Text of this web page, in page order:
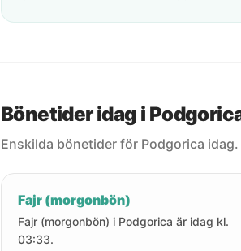
Bönetider idag i
Enskilda bönetider för Podgorica idag.
Fajr (morgonbön)
Fajr (morgonbön) i Podgorica är idag kl.
03:33.